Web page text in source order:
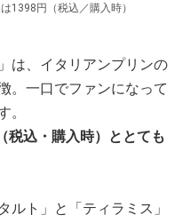
1398円（税込／購入時）
は、イタリアンプリンの
。一口でファンになって
。
税込・購入時）ととても
ルト」と「ティラミス」